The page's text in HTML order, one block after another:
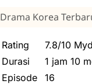
Drama Korea
Rating
7.8/10
Durasi
1 jam 10
Episode
16